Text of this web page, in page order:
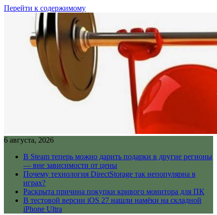
Перейти к содержимому
6 августа, 2026
В Steam теперь можно дарить подарки в другие регионы
— вне зависимости от цены
Почему технология DirectStorage так непопулярна в
играх?
Раскрыта причина покупки кривого монитора для ПК
В тестовой версии iOS 27 нашли намёки на складной
iPhone Ultra